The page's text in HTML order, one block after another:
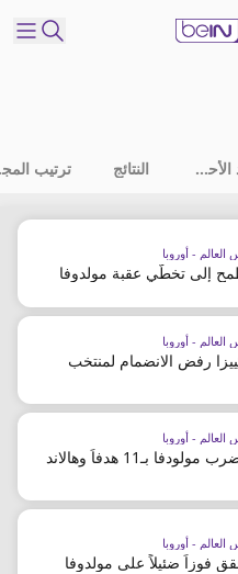
مواعيد الأحداث النتائج
- أوروبا
إلى تخطّي عقبة مولدوفا
- أوروبا
رفض الانضمام لمنتخب
- أوروبا
النرويج تضرب مولودفا بـ11 هدفاً وهالاند
- أوروبا
فوزاً ضئيلاً على مولدوفا